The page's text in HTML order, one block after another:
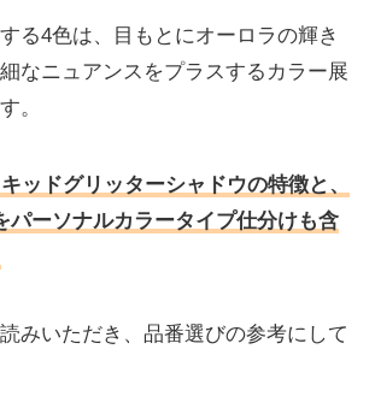
る4色は、目もとにオーロラの輝き
なニュアンスをプラスするカラー展
。
キッドグリッターシャドウの特徴と、
パーソナルカラータイプ仕分けも含
みいただき、品番選びの参考にして